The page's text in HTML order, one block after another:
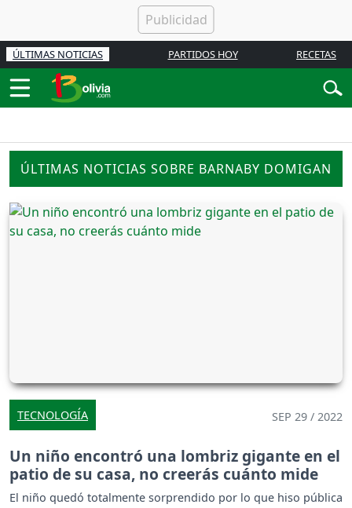
ÚLTIMAS NOTICIAS PARTIDOS HOY RECETAS
ÚLTIMAS NOTICIAS SOBRE BARNABY DOMIGAN
TECNOLOGÍA SEP 29 / 2022
Un niño encontró una lombriz gigante en el
patio de su casa, no creerás cuánto mide
El niño quedó totalmente sorprendido por lo que hiso pública